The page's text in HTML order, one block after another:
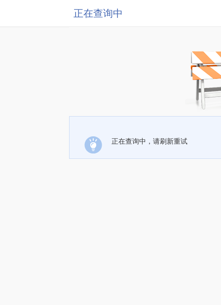
正在查询中
正在查询中，请刷新重试